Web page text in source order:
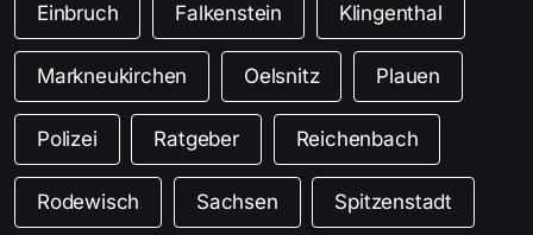
Einbruch Falkenstein Klingenthal
Markneukirchen Oelsnitz Plauen
Polizei Ratgeber Reichenbach
Rodewisch Sachsen Spitzenstadt